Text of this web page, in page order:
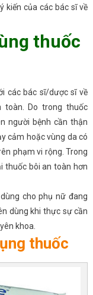
kiến của các bác sĩ về
thuốc
các bác sĩ/dược sĩ về
Do trong thuốc
người bệnh cần thận
cảm hoặc vùng da có
phạm vi rộng. Trong
thuốc bôi an toàn hơn
cho phụ nữ đang
dùng khi thực sự cần
khoa.
thuốc